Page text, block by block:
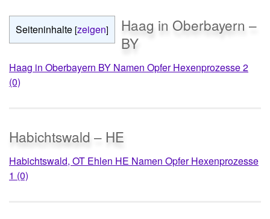
Seiteninhalte [zeigen]
Haag in Oberbayern –
BY
Haag in Oberbayern BY Namen Opfer Hexenprozesse 2
(0)
Habichtswald – HE
Habichtswald, OT Ehlen HE Namen Opfer Hexenprozesse
1 (0)